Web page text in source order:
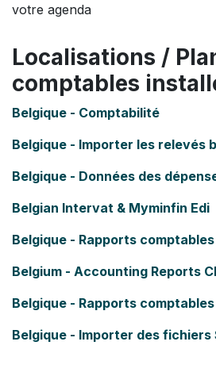
votre agenda
Localisations /
comptables
Belgique - Comptabilité
Belgique - Importer les relevés
Belgique - Données des
Belgian Intervat & Myminfin Edi
Belgique - Rapports comptables
Belgium - Accounting Reports
Belgique - Rapports comptables
Belgique - Importer des fichiers